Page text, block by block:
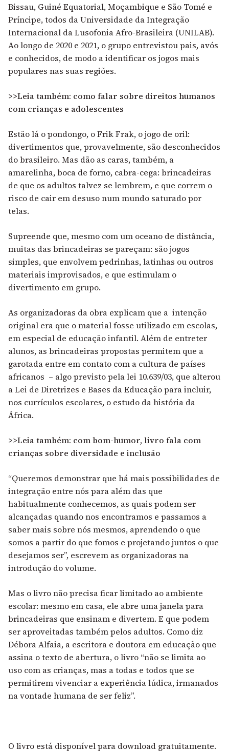
Bissau, Guiné Equatorial, Moçambique e São Tomé e
Príncipe, todos da Universidade da Integração
Internacional da Lusofonia Afro-Brasileira (UNILAB).
Ao longo de 2020 e 2021, o grupo entrevistou pais, avós
e conhecidos, de modo a identificar os jogos mais
populares nas suas regiões.
>>Leia também: como falar sobre direitos humanos
com crianças e adolescentes
Estão lá o pondongo, o Frik Frak, o jogo de oril:
divertimentos que, provavelmente, são desconhecidos
do brasileiro. Mas dão as caras, também, a
amarelinha, boca de forno, cabra-cega: brincadeiras
de que os adultos talvez se lembrem, e que correm o
risco de cair em desuso num mundo saturado por
telas.
Supreende que, mesmo com um oceano de distância,
muitas das brincadeiras se pareçam: são jogos
simples, que envolvem pedrinhas, latinhas ou outros
materiais improvisados, e que estimulam o
divertimento em grupo.
As organizadoras da obra explicam que a intenção
original era que o material fosse utilizado em escolas,
em especial de educação infantil. Além de entreter
alunos, as brincadeiras propostas permitem que a
garotada entre em contato com a cultura de países
africanos – algo previsto pela lei 10.639/03, que alterou
a Lei de Diretrizes e Bases da Educação para incluir,
nos currículos escolares, o estudo da história da
África.
>>Leia também: com bom-humor, livro fala com
crianças sobre diversidade e inclusão
“Queremos demonstrar que há mais possibilidades de
integração entre nós para além das que
habitualmente conhecemos, as quais podem ser
alcançadas quando nos encontramos e passamos a
saber mais sobre nós mesmos, aprendendo o que
somos a partir do que fomos e projetando juntos o que
desejamos ser”, escrevem as organizadoras na
introdução do volume.
Mas o livro não precisa ficar limitado ao ambiente
escolar: mesmo em casa, ele abre uma janela para
brincadeiras que ensinam e divertem. E que podem
ser aproveitadas também pelos adultos. Como diz
Débora Alfaia, a escritora e doutora em educação que
assina o texto de abertura, o livro “não se limita ao
uso com as crianças, mas a todas e todos que se
permitirem vivenciar a experiência lúdica, irmanados
na vontade humana de ser feliz”.
O livro está disponível para download gratuitamente.